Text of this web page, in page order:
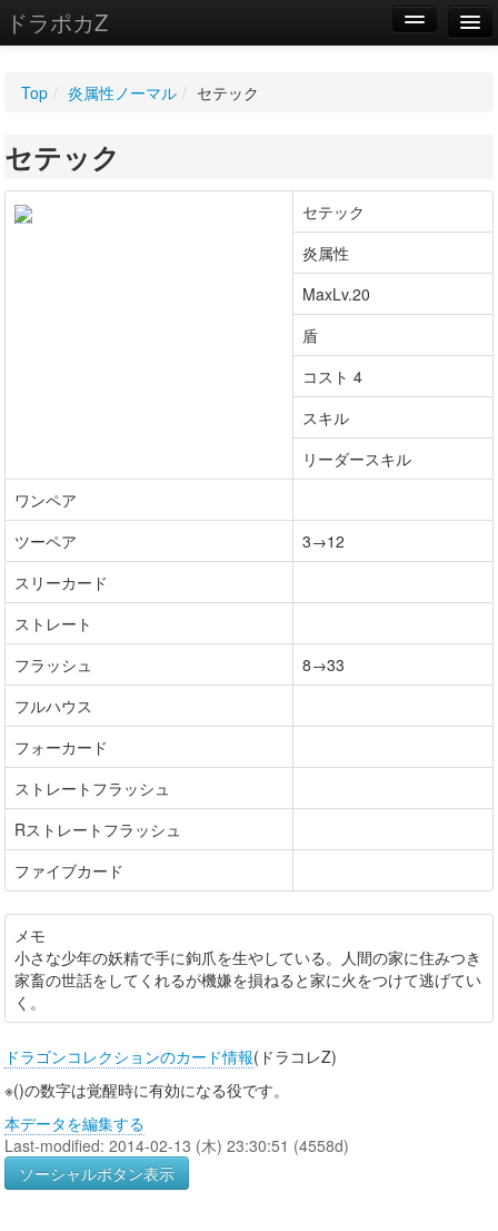
ドラポカZ
WIKI
設定
Top / 炎属性ノーマル / セテック
セテック
セテック
炎属性
MaxLv.20
盾
コスト 4
スキル
リーダースキル
ワンペア
ツーペア
3→12
スリーカード
ストレート
フラッシュ
8→33
フルハウス
フォーカード
ストレートフラッシュ
Rストレートフラッシュ
ファイブカード
メモ
小さな少年の妖精で手に鉤爪を生やしている。人間の家に住みつき
家畜の世話をしてくれるが機嫌を損ねると家に火をつけて逃げてい
く。
ドラゴンコレクションのカード情報(ドラコレZ)
※()の数字は覚醒時に有効になる役です。
本データを編集する
Last-modified: 2014-02-13 (木) 23:30:51 (4558d)
ソーシャルボタン表示